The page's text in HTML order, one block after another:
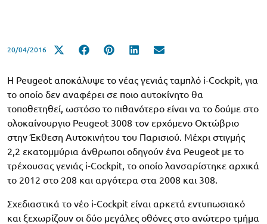
20/04/2016
Η Peugeot αποκάλυψε το νέας γενιάς ταμπλό i-Cockpit, για
το οποίο δεν αναφέρει σε ποιο αυτοκίνητο θα
τοποθετηθεί, ωστόσο το πιθανότερο είναι να το δούμε στο
ολοκαίνουργιο Peugeot 3008 τον ερχόμενο Οκτώβριο
στην Έκθεση Αυτοκινήτου του Παρισιού. Μέχρι στιγμής
2,2 εκατομμύρια άνθρωποι οδηγούν ένα Peugeot με το
τρέχουσας γενιάς i-Cockpit, το οποίο λανσαρίστηκε αρχικά
το 2012 στο 208 και αργότερα στα 2008 και 308.
Σχεδιαστικά το νέο i-Cockpit είναι αρκετά εντυπωσιακό
και ξεχωρίζουν οι δύο μεγάλες οθόνες στο ανώτερο τμήμα